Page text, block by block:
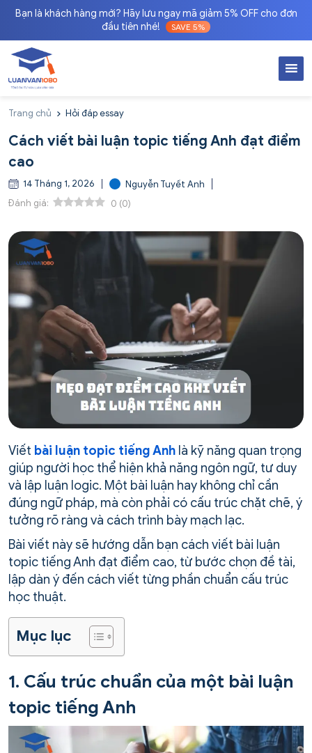
Bạn là khách hàng mới? Hãy lưu ngay mã giảm 5% OFF cho đơn
đầu tiên nhé!
SAVE 5%
Trang chủ Hỏi đáp essay
Cách viết bài luận topic tiếng Anh đạt điểm
cao
14 Tháng 1, 2026
Nguyễn Tuyết Anh
Đánh giá:
0 (0)
Viết bài luận topic tiếng Anh là kỹ năng quan trọng
giúp người học thể hiện khả năng ngôn ngữ, tư duy
và lập luận logic. Một bài luận hay không chỉ cần
đúng ngữ pháp, mà còn phải có cấu trúc chặt chẽ, ý
tưởng rõ ràng và cách trình bày mạch lạc.
Bài viết này sẽ hướng dẫn bạn cách viết bài luận
topic tiếng Anh đạt điểm cao, từ bước chọn đề tài,
lập dàn ý đến cách viết từng phần chuẩn cấu trúc
học thuật.
Mục lục
1. Cấu trúc chuẩn của một bài luận
topic tiếng Anh